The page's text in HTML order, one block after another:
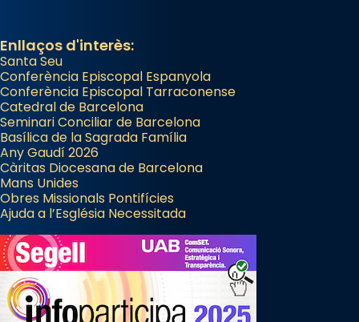
Enllaços d'interès:
Santa Seu
Conferència Episcopal Espanyola
Conferència Episcopal Tarraconense
Catedral de Barcelona
Seminari Conciliar de Barcelona
Basílica de la Sagrada Família
Any Gaudí 2026
Càritas Diocesana de Barcelona
Mans Unides
Obres Missionals Pontifícies
Ajuda a l’Església Necessitada